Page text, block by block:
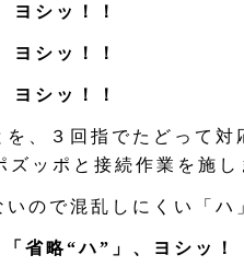
ヨシッ！！
ヨシッ！！
ヨシッ！！
、３回指でたどって対
ッポと接続作業を施し
ので混乱しにくい「ハ
省略“ハ”」、ヨシッ！